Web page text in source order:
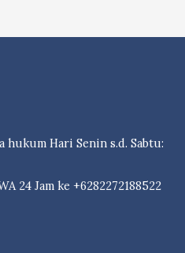
hukum Hari Senin s.d. Sabtu:
24 Jam ke +6282272188522